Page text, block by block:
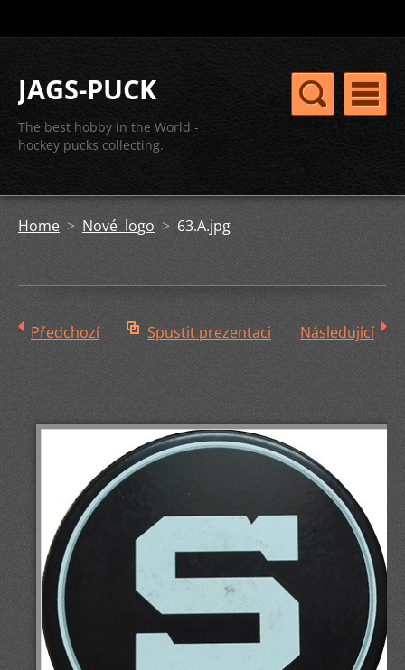
JAGS-PUCK
The best hobby in the World -
hockey pucks collecting.
Home > Nové logo > 63.A.jpg
Předchozí Spustit prezentaci Následující